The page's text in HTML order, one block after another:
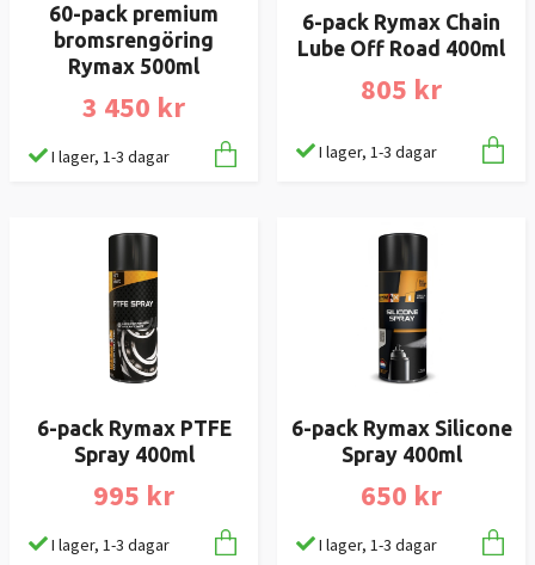
60-pack premium
bromsrengöring
Rymax 500ml
3 450 kr
I lager, 1-3 dagar
6-pack Rymax Chain
Lube Off Road 400ml
805 kr
I lager, 1-3 dagar
6-pack Rymax PTFE
Spray 400ml
995 kr
I lager, 1-3 dagar
6-pack Rymax Silicone
Spray 400ml
650 kr
I lager, 1-3 dagar